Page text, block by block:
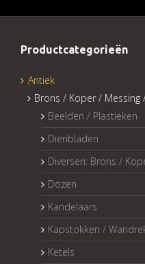
Productcategorieën
Antiek
Brons / Koper / Messing
Beelden / Plastieken
Dienbladen
Diversen: Brons /
Dozen
Kandelaars
Kapstokken /
Ketels